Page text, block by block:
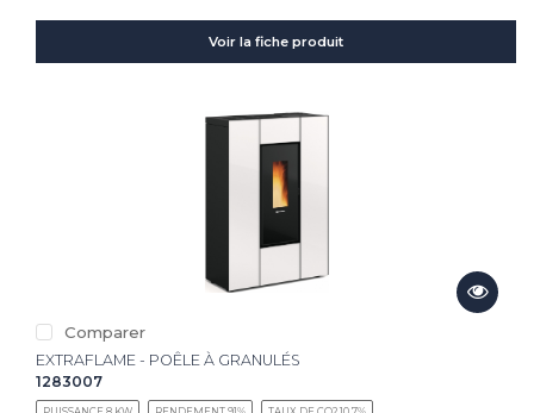
Voir la fiche produit
Comparer
EXTRAFLAME - POÊLE À GRANULÉS
1283007